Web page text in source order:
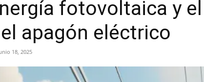
fotovoltaica y
apagón eléctrico
18, 2025